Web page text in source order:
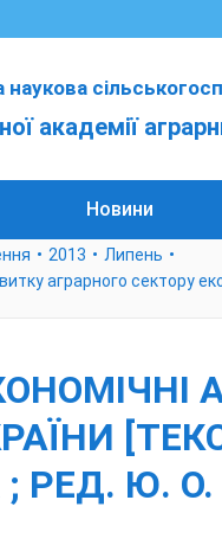
наукова
академії
Новини
2013
Липень
аграрного сектору
РЕД. Ю. О.